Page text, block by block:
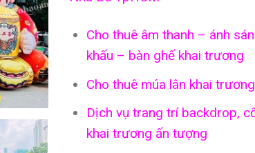
Cho thuê âm thanh – ánh
khấu – bàn ghế khai trương
Cho thuê múa lân khai
Dịch vụ trang trí backdrop,
khai trương ấn tượng